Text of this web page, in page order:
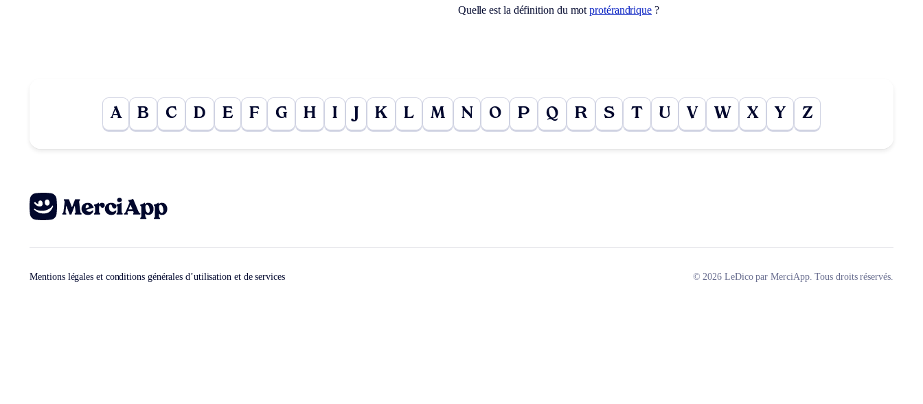
Quelle est la définition du motprotérandrique ?
A B C D E F G H I K L M N O P Q R S T U V W X Y Z
Mentions légales et conditions générales d’utilisation et de services © 2026 LeDico par MerciApp. Tous droits réservés.